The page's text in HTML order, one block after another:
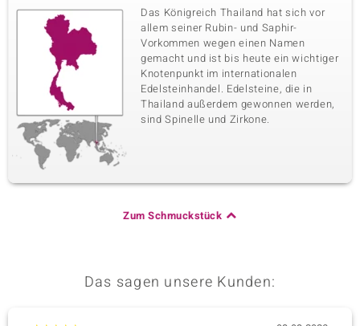
Das Königreich Thailand hat sich vor
allem seiner Rubin- und Saphir-
Vorkommen wegen einen Namen
gemacht und ist bis heute ein wichtiger
Knotenpunkt im internationalen
Edelsteinhandel. Edelsteine, die in
Thailand außerdem gewonnen werden,
sind Spinelle und Zirkone.
Zum Schmuckstück
Das sagen unsere Kunden: